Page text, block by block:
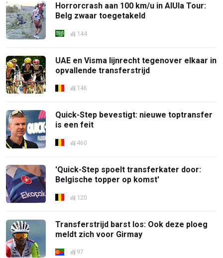
Horrorcrash aan 100 km/u in AlUla Tour:
Belg zwaar toegetakeld
144
UAE en Visma lijnrecht tegenover elkaar in
opvallende transferstrijd
146
Quick-Step bevestigt: nieuwe toptransfer
is een feit
460
'Quick-Step spoelt transferkater door:
Belgische topper op komst'
120
Transferstrijd barst los: Ook deze ploeg
meldt zich voor Girmay
97